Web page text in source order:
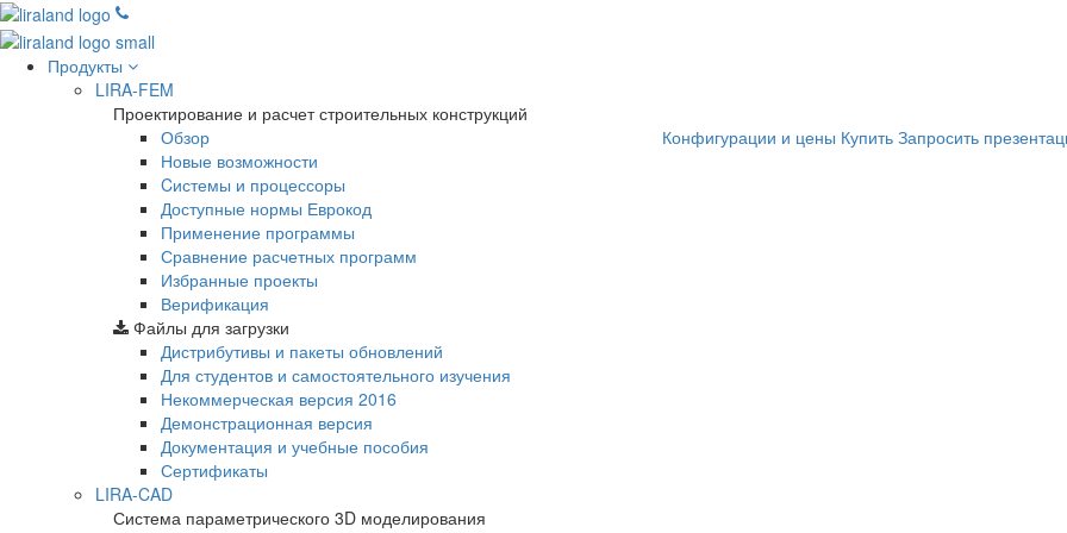
Продукты
LIRA-FEM
Проектирование и расчет строительных конструкций
Обзор
Новые возможности
Cистемы и процессоры
Доступные нормы Еврокод
Применение программы
Сравнение расчетных программ
Избранные проекты
Верификация
Конфигурации и цены Купить Запросить
Файлы для загрузки
Дистрибутивы и пакеты обновлений
Для студентов и самостоятельного изучения
Некоммерческая версия 2016
Демонстрационная версия
Документация и учебные пособия
Сертификаты
LIRA-CAD
Система параметрического 3D моделирования